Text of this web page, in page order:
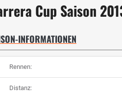
Cup Saison
INFORMATIONEN
Rennen:
Distanz: